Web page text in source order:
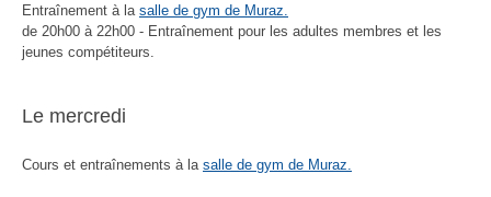
Entraînement à la salle de gym de Muraz.
de 20h00 à 22h00 - Entraînement pour les adultes membres et les
jeunes compétiteurs.
Le mercredi
Cours et entraînements à la salle de gym de Muraz